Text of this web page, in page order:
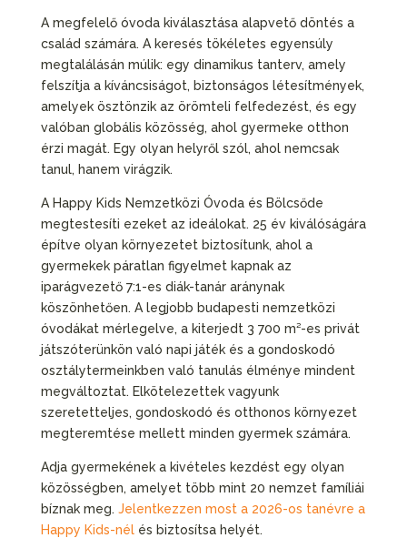
A megfelelő óvoda kiválasztása alapvető döntés a
család számára. A keresés tökéletes egyensúly
megtalálásán múlik: egy dinamikus tanterv, amely
felszítja a kíváncsiságot, biztonságos létesítmények,
amelyek ösztönzik az örömteli felfedezést, és egy
valóban globális közösség, ahol gyermeke otthon
érzi magát. Egy olyan helyről szól, ahol nemcsak
tanul, hanem virágzik.
A Happy Kids Nemzetközi Óvoda és Bölcsőde
megtestesíti ezeket az ideálokat. 25 év kiválóságára
építve olyan környezetet biztosítunk, ahol a
gyermekek páratlan figyelmet kapnak az
iparágvezető 7:1-es diák-tanár aránynak
köszönhetően. A legjobb budapesti nemzetközi
óvodákat mérlegelve, a kiterjedt 3 700 m²-es privát
játszóterünkön való napi játék és a gondoskodó
osztálytermeinkben való tanulás élménye mindent
megváltoztat. Elkötelezettek vagyunk
szeretetteljes, gondoskodó és otthonos környezet
megteremtése mellett minden gyermek számára.
Adja gyermekének a kivételes kezdést egy olyan
közösségben, amelyet több mint 20 nemzet famíliái
bíznak meg. Jelentkezzen most a 2026-os tanévre a
Happy Kids-nélés biztosítsa helyét.